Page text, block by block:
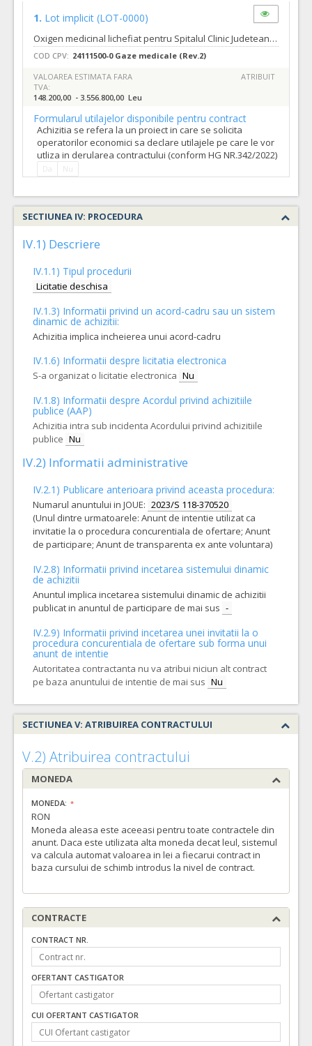
1. Lot implicit (LOT-0000)
Oxigen medicinal lichefiat pentru Spitalul Clinic Judetean de Urgenta Bihor- acord cadru pentru 24 luni conform specificatiilor tehnice si cantitatilor din caietul de sarcini si centralizatorul atasate. Numar zile pana la care se pot solicita clarificari inainte de data limita de depunere a ofertelor/candidaturilor- 20 zile. Cerintele tehnice si specifice impreuna cu cantitatile estimate sunt detaliate in caietul de sarcini si in centralizator. Data limita de transmitere a raspunsului la solicitarile de clarificari de catre autoritatea contractanta: cu 11 zile inainte de data limita de depunere a ofertelor specificata in invitatia de participare.(Conform art.160 alin.2 si art.161 din Legea 98/2016 modificate prin OUG 107/2017).
COD CPV: 24111500-0 Gaze medicale (Rev.2)
VALOAREA ESTIMATA FARA
TVA:
148.200,00 - 3.556.800,00 Leu
ATRIBUIT
Formularul utilajelor disponibile pentru contract
Achizitia se refera la un proiect in care se solicita
operatorilor economici sa declare utilajele pe care le vor
utliza in derularea contractului (conform HG NR.342/2022)
SECTIUNEA IV: PROCEDURA
IV.1) Descriere
IV.1.1) Tipul procedurii
Licitatie deschisa
IV.1.3) Informatii privind un acord-cadru sau un sistem
dinamic de achizitii:
Achizitia implica incheierea unui acord-cadru
IV.1.6) Informatii despre licitatia electronica
S-a organizat o licitatie electronica Nu
IV.1.8) Informatii despre Acordul privind achizitiile
publice (AAP)
Achizitia intra sub incidenta Acordului privind achizitiile
publice Nu
IV.2) Informatii administrative
IV.2.1) Publicare anterioara privind aceasta procedura:
Numarul anuntului in JOUE: 2023/S 118-370520
(Unul dintre urmatoarele: Anunt de intentie utilizat ca
invitatie la o procedura concurentiala de ofertare; Anunt
de participare; Anunt de transparenta ex ante voluntara)
IV.2.8) Informatii privind incetarea sistemului dinamic
de achizitii
Anuntul implica incetarea sistemului dinamic de achizitii
publicat in anuntul de participare de mai sus -
IV.2.9) Informatii privind incetarea unei invitatii la o
procedura concurentiala de ofertare sub forma unui
anunt de intentie
Autoritatea contractanta nu va atribui niciun alt contract
pe baza anuntului de intentie de mai sus Nu
SECTIUNEA V: ATRIBUIREA CONTRACTULUI
V.2) Atribuirea contractului
MONEDA
MONEDA:
RON
Moneda aleasa este aceeasi pentru toate contractele din
anunt. Daca este utilizata alta moneda decat leul, sistemul
va calcula automat valoarea in lei a fiecarui contract in
baza cursului de schimb introdus la nivel de contract.
CONTRACTE
CONTRACT NR.
OFERTANT CASTIGATOR
CUI OFERTANT CASTIGATOR